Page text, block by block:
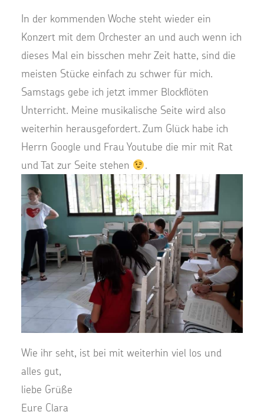
In der kommenden Woche steht wieder ein
Konzert mit dem Orchester an und auch wenn ich
dieses Mal ein bisschen mehr Zeit hatte, sind die
meisten Stücke einfach zu schwer für mich.
Samstags gebe ich jetzt immer Blockflöten
Unterricht. Meine musikalische Seite wird also
weiterhin herausgefordert. Zum Glück habe ich
Herrn Google und Frau Youtube die mir mit Rat
und Tat zur Seite stehen
.
Wie ihr seht, ist bei mit weiterhin viel los und
alles gut,
liebe Grüße
Eure Clara